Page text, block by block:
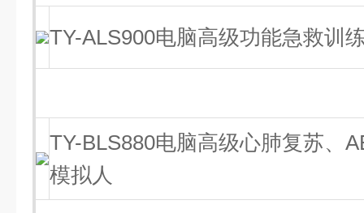
TY-ALS900电脑高级功能急救训
TY-BLS880电脑高级心肺复苏、
模拟人